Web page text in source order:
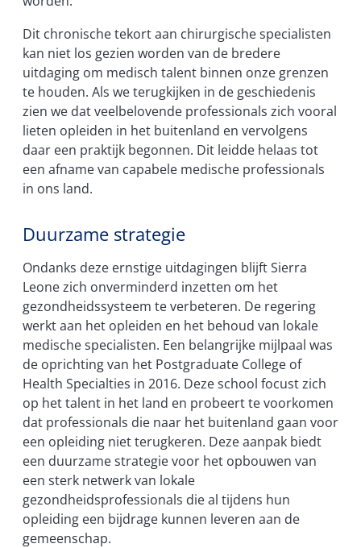
Dit chronische tekort aan chirurgische specialisten
kan niet los gezien worden van de bredere
uitdaging om medisch talent binnen onze grenzen
te houden. Als we terugkijken in de geschiedenis
zien we dat veelbelovende professionals zich vooral
lieten opleiden in het buitenland en vervolgens
daar een praktijk begonnen. Dit leidde helaas tot
een afname van capabele medische professionals
in ons land.
Duurzame strategie
Ondanks deze ernstige uitdagingen blijft Sierra
Leone zich onverminderd inzetten om het
gezondheidssysteem te verbeteren. De regering
werkt aan het opleiden en het behoud van lokale
medische specialisten. Een belangrijke mijlpaal was
de oprichting van het Postgraduate College of
Health Specialties in 2016. Deze school focust zich
op het talent in het land en probeert te voorkomen
dat professionals die naar het buitenland gaan voor
een opleiding niet terugkeren. Deze aanpak biedt
een duurzame strategie voor het opbouwen van
een sterk netwerk van lokale
gezondheidsprofessionals die al tijdens hun
opleiding een bijdrage kunnen leveren aan de
gemeenschap.